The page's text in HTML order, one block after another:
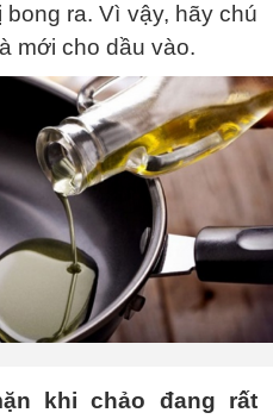
ra. Vì vậy, hãy chú
mới cho dầu vào.
khi chảo đang rất